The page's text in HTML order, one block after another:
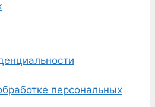
персональных